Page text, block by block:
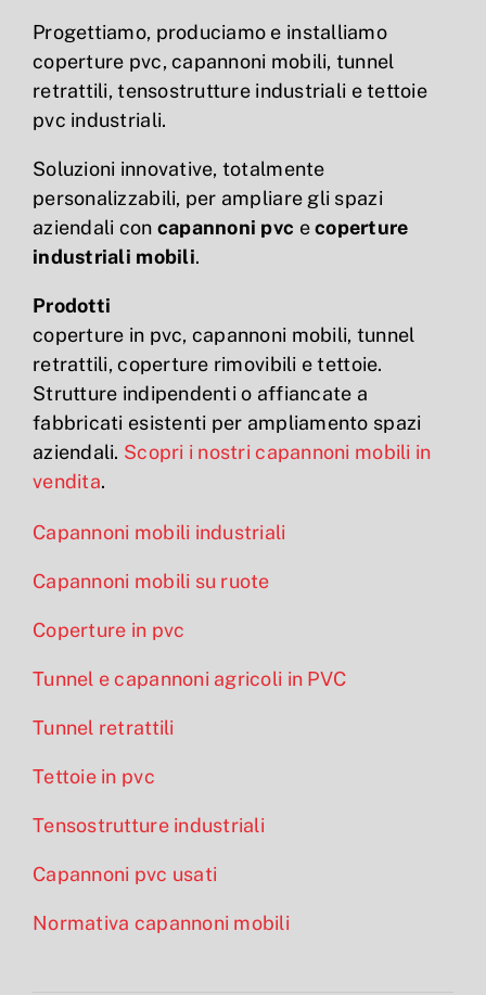
Progettiamo, produciamo e installiamo
coperture pvc, capannoni mobili, tunnel
retrattili, tensostrutture industriali e tettoie
pvc industriali.
Soluzioni innovative, totalmente
personalizzabili, per ampliare gli spazi
aziendali con capannoni pvc ecoperture
industriali mobili.
Prodotti
coperture in pvc, capannoni mobili, tunnel
retrattili, coperture rimovibili e tettoie.
Strutture indipendenti o affiancate a
fabbricati esistenti per ampliamento spazi
aziendali. Scopri i nostri capannoni mobili in
vendita.
Capannoni mobili industriali
Capannoni mobili su ruote
Coperture in pvc
Tunnel e capannoni agricoli in PVC
Tunnel retrattili
Tettoie in pvc
Tensostrutture industriali
Capannoni pvc usati
Normativa capannoni mobili